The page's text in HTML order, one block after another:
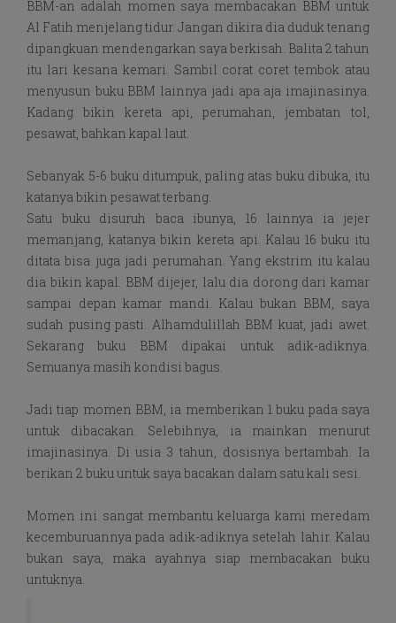
BBM-an adalah momen saya membacakan BBM untuk
Al Fatih menjelang tidur. Jangan dikira dia duduk tenang
dipangkuan mendengarkan saya berkisah. Balita 2 tahun
itu lari kesana kemari. Sambil corat coret tembok atau
menyusun buku BBM lainnya jadi apa aja imajinasinya.
Kadang bikin kereta api, perumahan, jembatan tol,
pesawat, bahkan kapal laut.
Sebanyak 5-6 buku ditumpuk, paling atas buku dibuka, itu
katanya bikin pesawat terbang.
Satu buku disuruh baca ibunya, 16 lainnya ia jejer
memanjang, katanya bikin kereta api. Kalau 16 buku itu
ditata bisa juga jadi perumahan. Yang ekstrim itu kalau
dia bikin kapal. BBM dijejer, lalu dia dorong dari kamar
sampai depan kamar mandi. Kalau bukan BBM, saya
sudah pusing pasti. Alhamdulillah BBM kuat, jadi awet.
Sekarang buku BBM dipakai untuk adik-adiknya.
Semuanya masih kondisi bagus.
Jadi tiap momen BBM, ia memberikan 1 buku pada saya
untuk dibacakan. Selebihnya, ia mainkan menurut
imajinasinya. Di usia 3 tahun, dosisnya bertambah. Ia
berikan 2 buku untuk saya bacakan dalam satu kali sesi.
Momen ini sangat membantu keluarga kami meredam
kecemburuannya pada adik-adiknya setelah lahir. Kalau
bukan saya, maka ayahnya siap membacakan buku
untuknya.